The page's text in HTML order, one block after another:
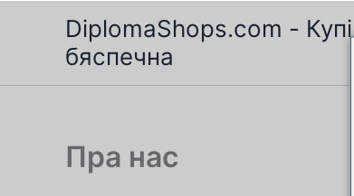
DiplomaShops.com -
бяспечна
Пра нас